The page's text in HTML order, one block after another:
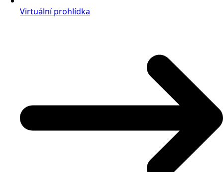
Virtuální prohlídka